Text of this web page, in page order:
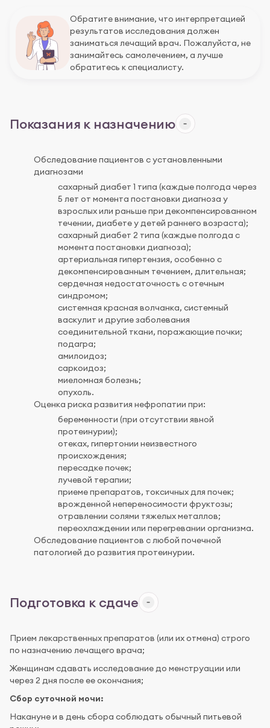
Обратите внимание, что интерпретацией
результатов исследования должен
заниматься лечащий врач. Пожалуйста, не
занимайтесь самолечением, а лучше
обратитесь к специалисту.
Показания к назначению
Обследование пациентов с установленными
диагнозами
сахарный диабет 1 типа (каждые полгода через
5 лет от момента постановки диагноза у
взрослых или раньше при декомпенсированном
течении, диабете у детей раннего возраста);
сахарный диабет 2 типа (каждые полгода с
момента постановки диагноза);
артериальная гипертензия, особенно с
декомпенсированным течением, длительная;
сердечная недостаточность с отечным
синдромом;
системная красная волчанка, системный
васкулит и другие заболевания
соединительной ткани, поражающие почки;
подагра;
амилоидоз;
саркоидоз;
миеломная болезнь;
опухоль.
Оценка риска развития нефропатии при:
беременности (при отсутствии явной
протеинурии);
отеках, гипертонии неизвестного
происхождения;
пересадке почек;
лучевой терапии;
приеме препаратов, токсичных для почек;
врожденной непереносимости фруктозы;
отравлении солями тяжелых металлов;
переохлаждении или перегревании организма.
Обследование пациентов с любой почечной
патологией до развития протеинурии.
Подготовка к сдаче
Прием лекарственных препаратов (или их отмена) строго
по назначению лечащего врача;
Женщинам сдавать исследование до менструации или
через 2 дня после ее окончания;
Сбор суточной мочи:
Накануне и в день сбора соблюдать обычный питьевой